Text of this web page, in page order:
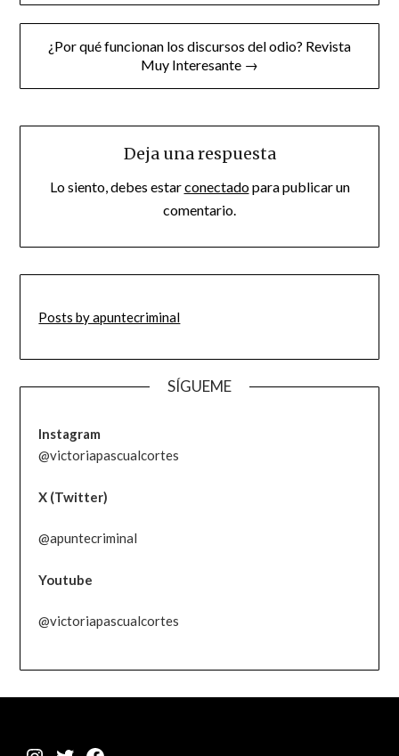
entradas
¿Por qué funcionan los discursos del odio? Revista
Muy Interesante →
Deja una respuesta
Lo siento, debes estarconectadopara publicar un
comentario.
Posts by apuntecriminal
SÍGUEME
Instagram
@victoriapascualcortes
X (Twitter)
@apuntecriminal
Youtube
@victoriapascualcortes